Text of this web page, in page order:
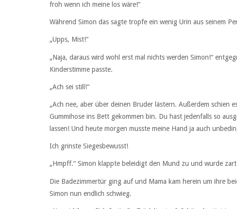
froh wenn ich meine los wäre!“
Während Simon das sagte tropfe ein wenig Urin aus seinem
„Upps, Mist!“
„Naja, daraus wird wohl erst mal nichts werden Simon!“
Kinderstimme passte.
„Ach sei still!“
„Ach nee, aber über deinen Bruder lästern. Außerdem schien
Gummihose ins Bett gekommen bin. Du hast jedenfalls so
lassen! Und heute morgen musste meine Hand ja auch
Ich grinste Siegesbewusst!
„Hmpff.“ Simon klappte beleidigt den Mund zu und wurde
Die Badezimmertür ging auf und Mama kam herein um ihre
Simon nun endlich schwieg.